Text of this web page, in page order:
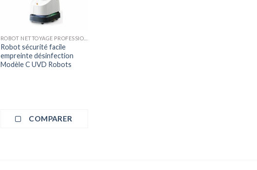
Robot sécurité facile
empreinte désinfection
Modèle C UVD Robots
COMPARER